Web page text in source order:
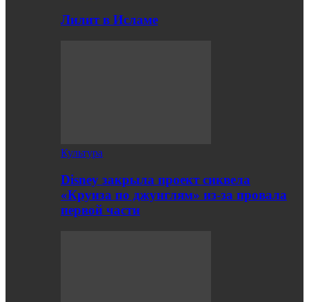
Лилит в Исламе
Культура
Disney закрыла проект сиквела
«Круиза по джунглям» из-за провала
первой части